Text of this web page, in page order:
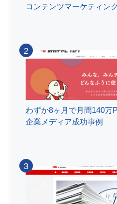
コンテンツマーケティン
わずか8ヶ月で月間140万
企業メディア成功事例
2
3